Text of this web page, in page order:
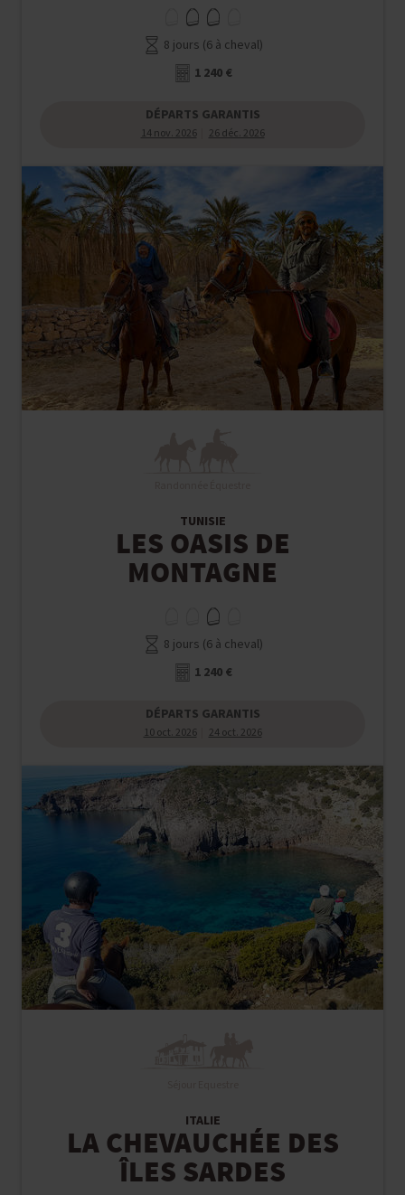
8 jours (6 à cheval)
1 240 €
DÉPARTS GARANTIS
14 nov. 2026 26 déc. 2026
TUNISIE
LES OASIS DE
MONTAGNE
8 jours (6 à cheval)
1 240 €
DÉPARTS GARANTIS
10 oct. 2026 24 oct. 2026
ITALIE
LA CHEVAUCHÉE DES
ÎLES SARDES